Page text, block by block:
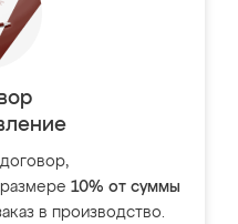
10% от суммы
в производство.